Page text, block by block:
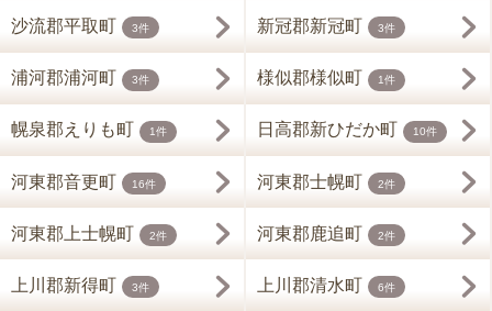
沙流郡平取町 3件 新冠郡新冠町 3件
浦河郡浦河町 3件 様似郡様似町 1件
幌泉郡えりも町 1件 日高郡新ひだか町 10件
河東郡音更町 16件 河東郡士幌町 2件
河東郡上士幌町 2件 河東郡鹿追町 2件
上川郡新得町 3件 上川郡清水町 6件